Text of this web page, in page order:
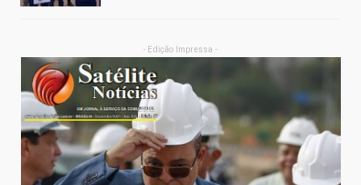
- Edição Impressa -